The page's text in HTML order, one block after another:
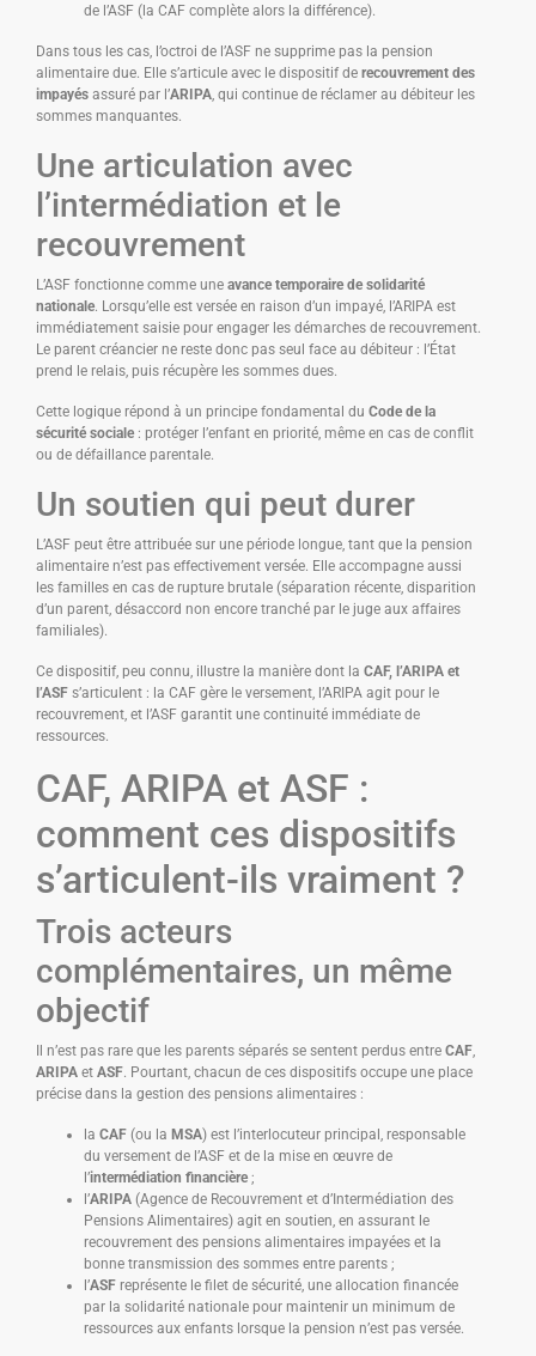
de l’ASF (la CAF complète alors la différence).
Dans tous les cas, l’octroi de l’ASF ne supprime pas la pension
alimentaire due. Elle s’articule avec le dispositif de recouvrement des
impayés assuré par l’ARIPA, qui continue de réclamer au débiteur les
sommes manquantes.
Une articulation avec
l’intermédiation et le
recouvrement
L’ASF fonctionne comme une avance temporaire de solidarité
nationale. Lorsqu’elle est versée en raison d’un impayé, l’ARIPA est
immédiatement saisie pour engager les démarches de recouvrement.
Le parent créancier ne reste donc pas seul face au débiteur : l’État
prend le relais, puis récupère les sommes dues.
Cette logique répond à un principe fondamental du Code de la
sécurité sociale : protéger l’enfant en priorité, même en cas de conflit
ou de défaillance parentale.
Un soutien qui peut durer
L’ASF peut être attribuée sur une période longue, tant que la pension
alimentaire n’est pas effectivement versée. Elle accompagne aussi
les familles en cas de rupture brutale (séparation récente, disparition
d’un parent, désaccord non encore tranché par le juge aux affaires
familiales).
Ce dispositif, peu connu, illustre la manière dont la CAF, l’ARIPA et
l’ASF s’articulent : la CAF gère le versement, l’ARIPA agit pour le
recouvrement, et l’ASF garantit une continuité immédiate de
ressources.
CAF, ARIPA et ASF :
comment ces dispositifs
s’articulent-ils vraiment ?
Trois acteurs
complémentaires, un même
objectif
Il n’est pas rare que les parents séparés se sentent perdus entre CAF,
ARIPA et ASF. Pourtant, chacun de ces dispositifs occupe une place
précise dans la gestion des pensions alimentaires :
la CAF (ou la MSA) est l’interlocuteur principal, responsable
du versement de l’ASF et de la mise en œuvre de
l’intermédiation financière ;
l’ARIPA (Agence de Recouvrement et d’Intermédiation des
Pensions Alimentaires) agit en soutien, en assurant le
recouvrement des pensions alimentaires impayées et la
bonne transmission des sommes entre parents ;
l’ASF représente le filet de sécurité, une allocation financée
par la solidarité nationale pour maintenir un minimum de
ressources aux enfants lorsque la pension n’est pas versée.